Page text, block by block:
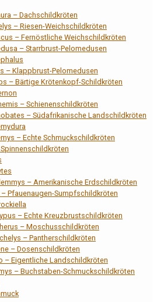
– Dachschildkröten
– Riesen-Weichschildkröten
– Fernöstliche Weichschildkröten
– Starrbrust-Pelomedusen
– Klappbrust-Pelomedusen
– Bärtige Krötenkopf-Schildkröten
– Schienenschildkröten
– Südafrikanische Landschildkröten
– Echte Schmuckschildkröten
– Amerikanische Erdschildkröten
Pfauenaugen-Sumpfschildkröten
– Echte Kreuzbrustschildkröten
– Moschusschildkröten
– Pantherschildkröten
– Dosenschildkröten
– Eigentliche Landschildkröten
– Buchstaben-Schmuckschildkröten